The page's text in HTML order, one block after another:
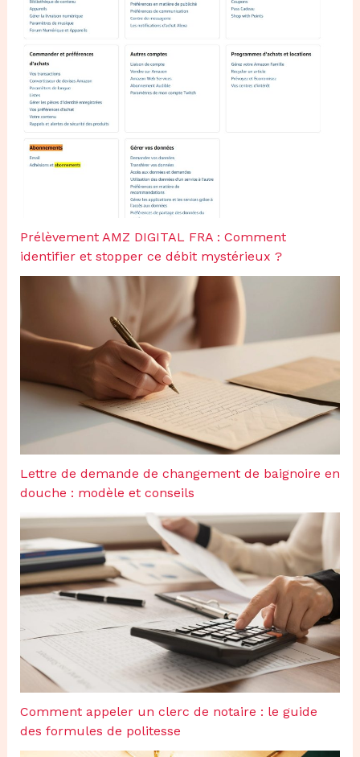
Prélèvement AMZ DIGITAL FRA : Comment
identifier et stopper ce débit mystérieux ?
Lettre de demande de changement de baignoire en
douche : modèle et conseils
Comment appeler un clerc de notaire : le guide
des formules de politesse